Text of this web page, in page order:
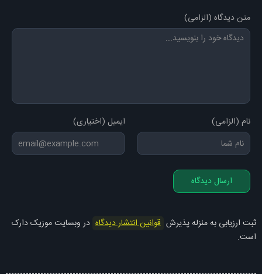
متن دیدگاه (الزامی)
نام (الزامی) ایمیل (اختیاری)
ارسال دیدگاه
ثبت ارزیابی به منزله پذیرش قوانین انتشار دیدگاه در وبسایت موزیک دارک
است.